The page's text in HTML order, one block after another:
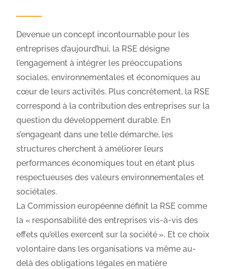
Devenue un concept incontournable pour les
entreprises d’aujourd’hui, la RSE désigne
l’engagement à intégrer les préoccupations
sociales, environnementales et économiques au
cœur de leurs activités. Plus concrètement, la RSE
correspond à la contribution des entreprises sur la
question du développement durable. En
s’engageant dans une telle démarche, les
structures cherchent à améliorer leurs
performances économiques tout en étant plus
respectueuses des valeurs environnementales et
sociétales.
La Commission européenne définit la RSE comme
la « responsabilité des entreprises vis-à-vis des
effets qu’elles exercent sur la société ». Et ce choix
volontaire dans les organisations va même au-
delà des obligations légales en matière